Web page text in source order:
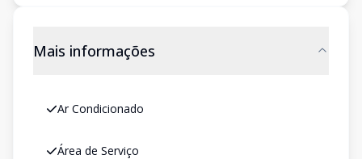
Mais informações
Ar Condicionado
Área de Serviço